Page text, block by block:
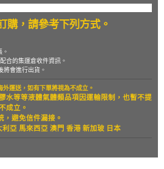
購，請參考下列方式。
合的集運倉收件資訊。
將會進行出貨。
運送，如有下單將視為不成立。
水等等液體氣體類品項因運輸限制，也暫不提
成立。
避免信件漏接。
利亞 馬來西亞 澳門 香港 新加玻 日本